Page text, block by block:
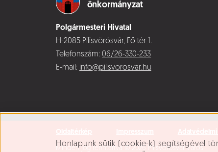
Süti beállítások
Honlapunk sütik (cookie-k) segítségével
önkormányzat
Polgármesteri Hivatal
H-2085 Pilisvörösvár, Fő tér 1.
Telefonszám: 06/26-330-233
E-mail: info@pilisvorosvar.hu
Minden jog fenntartva © 2026 Pilisvörösvár Város